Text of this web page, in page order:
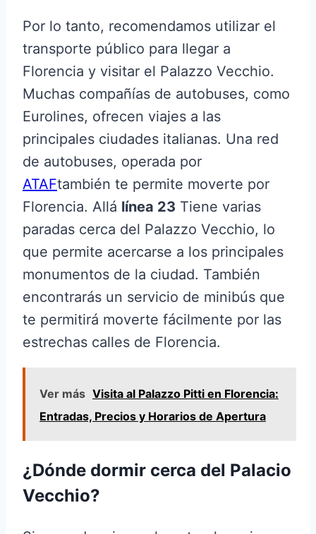
Por lo tanto, recomendamos utilizar el
transporte público para llegar a
Florencia y visitar el Palazzo Vecchio.
Muchas compañías de autobuses, como
Eurolines, ofrecen viajes a las
principales ciudades italianas. Una red
de autobuses, operada por
ATAFtambién te permite moverte por
Florencia. Allá línea 23 Tiene varias
paradas cerca del Palazzo Vecchio, lo
que permite acercarse a los principales
monumentos de la ciudad. También
encontrarás un servicio de minibús que
te permitirá moverte fácilmente por las
estrechas calles de Florencia.
Ver más Visita al Palazzo Pitti en Florencia:
Entradas, Precios y Horarios de Apertura
¿Dónde dormir cerca del Palacio
Vecchio?